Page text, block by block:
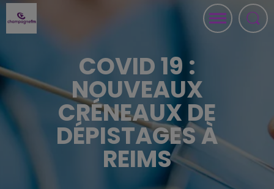
COVID 19 :
NOUVEAUX
CRÉNEAUX DE
DÉPISTAGES À
REIMS